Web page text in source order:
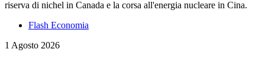
riserva di nichel in Canada e la corsa all'energia nucleare in Cina.
Flash Economia
1 Agosto 2026